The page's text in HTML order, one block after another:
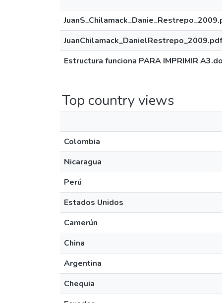
Estructura funciona PARA IMPRIMIR
Top country views
Colombia
Nicaragua
Perú
Estados Unidos
Camerún
China
Argentina
Chequia